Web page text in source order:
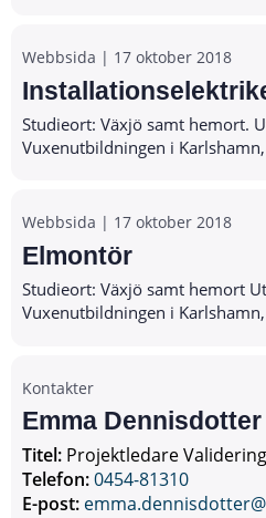
Webbsida | 17 oktober 2018
Studieort: Växjö samt hemort.
Vuxenutbildningen i
Webbsida | 17 oktober 2018
Elmontör
Studieort: Växjö samt hemort
Vuxenutbildningen i
Kontakter
Emma Dennisdotter
Titel: Projektledare
Telefon:0454-81310
E-post: